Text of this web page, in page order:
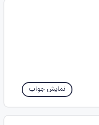
نمایش جواب